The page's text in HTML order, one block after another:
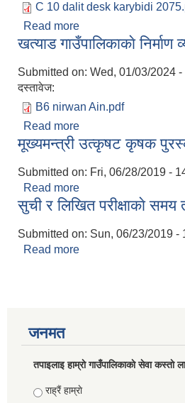
C 10 dalit desk karybidi
Read more
खत्याड गाउँपालिकाकाे
Submitted on: Wed, 01/03/2024 -
दस्तावेज:
B6 nirwan Ain.pdf
Read more
मूख्यमन्त्री उत्कृषट कृषक
Submitted on: Fri, 06/28/2019 -
Read more
सुची र लिखित परीक्षाकाे समय
Submitted on: Sun, 06/23/2019 -
Read more
जनमत
तपाइलाइ हाम्राे गाउँपालिकाकाे सेवा कस्ताे
Choices
राह्रैं हाम्राे